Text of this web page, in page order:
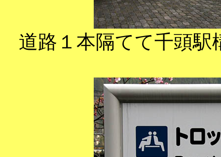
道路１本隔てて千頭